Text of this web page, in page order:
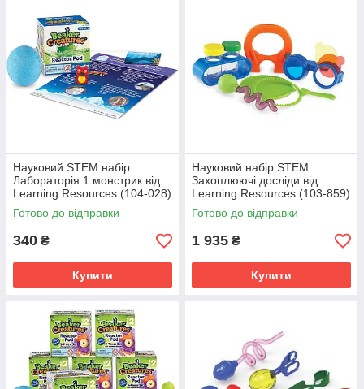
Науковий STEM набір
Лабораторія 1 монстрик від
Learning Resources (104-028)
Готово до відправки
340 ₴
Купити
Науковий набір STEM
Захоплюючі досліди від
Learning Resources (103-859)
Готово до відправки
1 935 ₴
Купити